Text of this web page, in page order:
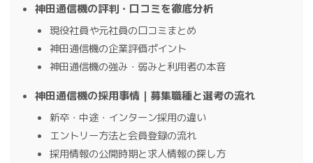
神田通信機の評判・口コミを徹底分析
現役社員や元社員の口コミまとめ
神田通信機の企業評価ポイント
神田通信機の強み・弱みと利用者の本音
神田通信機の採用事情｜募集職種と選考の流れ
新卒・中途・インターン採用の違い
エントリー方法と会員登録の流れ
採用情報の公開時期と求人情報の探し方